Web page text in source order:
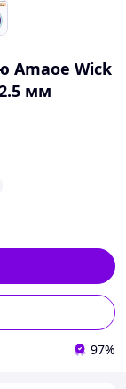
Amaoe Wick
мм
97%